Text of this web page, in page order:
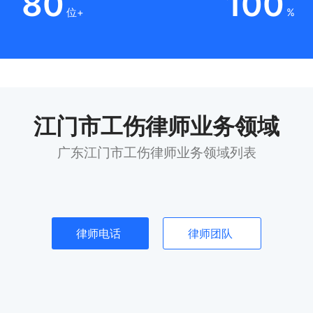
位+ %
江门市工伤律师业务领域
广东江门市工伤律师业务领域列表
律师电话 律师团队